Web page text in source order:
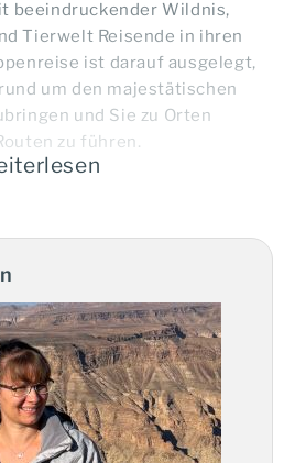
beeindruckender Wildnis,
Tierwelt Reisende in ihren
ist darauf ausgelegt,
um den majestätischen
und Sie zu Orten
zu führen.
Landes zählt, bietet er eine
die vom beeindruckenden
Anschluss führt die Tour zu
aber reizvollen Ort: dem
. Hier haben Sie die Möglichkeit,
Jeep aus nächster Nähe zu